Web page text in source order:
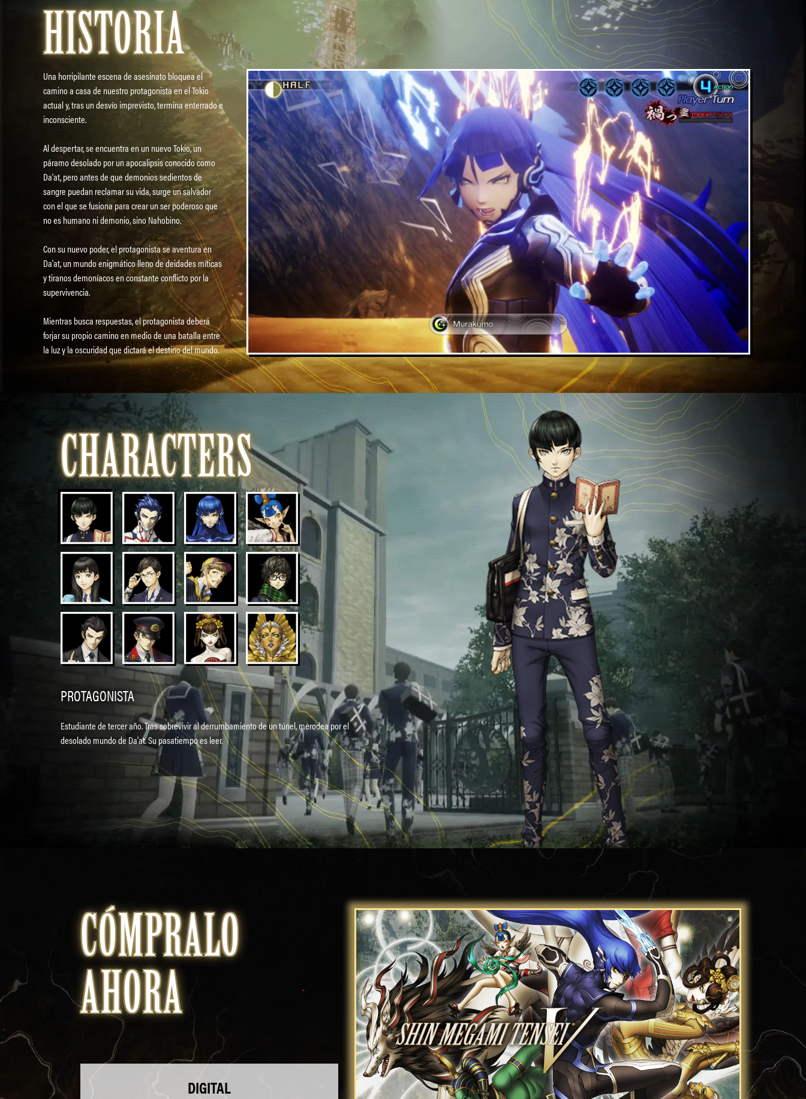
HISTORIA
Una horripilante escena de asesinato bloquea el
camino a casa de nuestro protagonista en el Tokio
actual y, tras un desvío imprevisto, termina enterrado e
inconsciente.
Al despertar, se encuentra en un nuevo Tokio, un
páramo desolado por un apocalipsis conocido como
Da'at, pero antes de que demonios sedientos de
sangre puedan reclamar su vida, surge un salvador
con el que se fusiona para crear un ser poderoso que
no es humano ni demonio, sino Nahobino.
Con su nuevo poder, el protagonista se aventura en
Da'at, un mundo enigmático lleno de deidades míticas
y tiranos demoníacos en constante conflicto por la
supervivencia.
Mientras busca respuestas, el protagonista deberá
forjar su propio camino en medio de una batalla entre
la luz y la oscuridad que dictará el destino del mundo.
CHARACTERS
PROTAGONISTA
Estudiante de tercer año. Tras sobrevivir al derrumbamiento de un túnel, merodea por el
desolado mundo de Da'at. Su pasatiempo es leer.
CÓMPRALO
AHORA
DIGITAL